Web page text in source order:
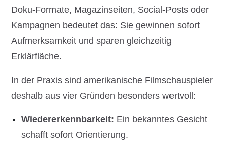
Doku-Formate, Magazinseiten, Social-Posts oder
Kampagnen bedeutet das: Sie gewinnen sofort
Aufmerksamkeit und sparen gleichzeitig
Erklärfläche.
In der Praxis sind amerikanische Filmschauspieler
deshalb aus vier Gründen besonders wertvoll:
Wiedererkennbarkeit: Ein bekanntes Gesicht
schafft sofort Orientierung.